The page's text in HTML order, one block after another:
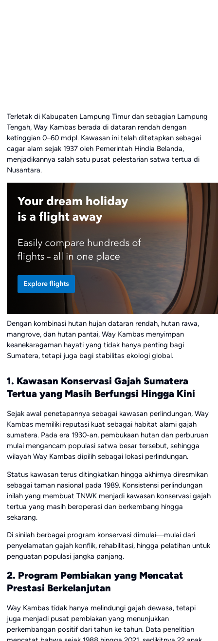
Terletak di Kabupaten Lampung Timur dan sebagian Lampung
Tengah, Way Kambas berada di dataran rendah dengan
ketinggian 0–60 mdpl. Kawasan ini telah ditetapkan sebagai
cagar alam sejak 1937 oleh Pemerintah Hindia Belanda,
menjadikannya salah satu pusat pelestarian satwa tertua di
Nusantara.
Dengan kombinasi hutan hujan dataran rendah, hutan rawa,
mangrove, dan hutan pantai, Way Kambas menyimpan
keanekaragaman hayati yang tidak hanya penting bagi
Sumatera, tetapi juga bagi stabilitas ekologi global.
1. Kawasan Konservasi Gajah Sumatera
Tertua yang Masih Berfungsi Hingga Kini
Sejak awal penetapannya sebagai kawasan perlindungan, Way
Kambas memiliki reputasi kuat sebagai habitat alami gajah
sumatera. Pada era 1930-an, pembukaan hutan dan perburuan
mulai mengancam populasi satwa besar tersebut, sehingga
wilayah Way Kambas dipilih sebagai lokasi perlindungan.
Status kawasan terus ditingkatkan hingga akhirnya diresmikan
sebagai taman nasional pada 1989. Konsistensi perlindungan
inilah yang membuat TNWK menjadi kawasan konservasi gajah
tertua yang masih beroperasi dan berkembang hingga
sekarang.
Di sinilah berbagai program konservasi dimulai—mulai dari
penyelamatan gajah konflik, rehabilitasi, hingga pelatihan untuk
penguatan populasi jangka panjang.
2. Program Pembiakan yang Mencatat
Prestasi Berkelanjutan
Way Kambas tidak hanya melindungi gajah dewasa, tetapi
juga menjadi pusat pembiakan yang menunjukkan
perkembangan positif dari tahun ke tahun. Data penelitian